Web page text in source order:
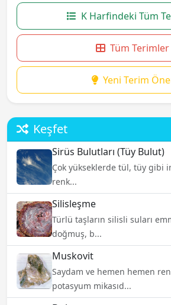
K Harfindeki Tüm
Tüm Terimler
Yeni Terim
Keşfet
Sirüs Bulutları (Tüy Bulut)
Çok yükseklerde tül, tüy gibi
renk...
Silisleşme
Türlü taşların silisli suları
doğmuş, b...
Muskovit
Saydam ve hemen hemen
potasyum mikasıd...